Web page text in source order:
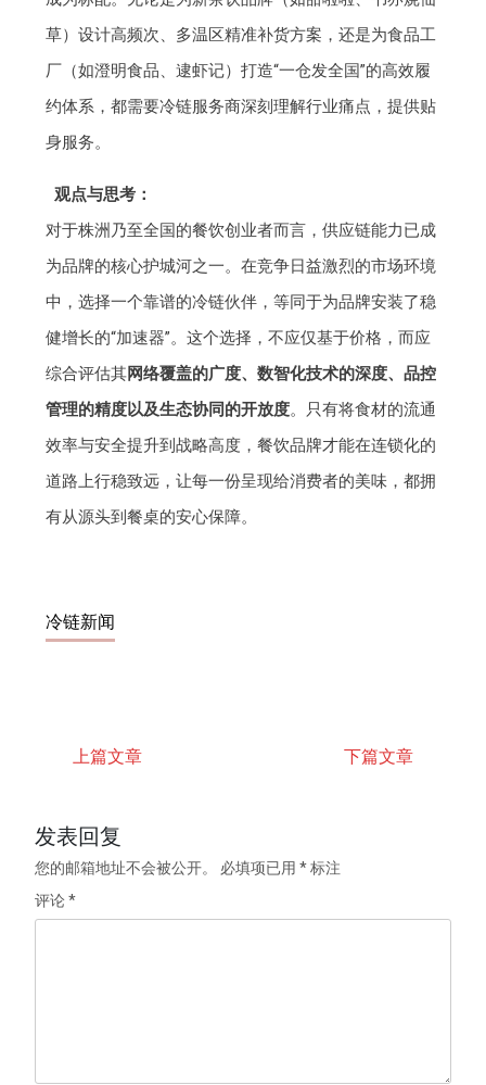
草）设计高频次、多温区精准补货方案，还是为食品工
厂（如澄明食品、逮虾记）打造“一仓发全国”的高效履
约体系，都需要冷链服务商深刻理解行业痛点，提供贴
身服务。
观点与思考：
对于株洲乃至全国的餐饮创业者而言，供应链能力已成
为品牌的核心护城河之一。在竞争日益激烈的市场环境
中，选择一个靠谱的冷链伙伴，等同于为品牌安装了稳
健增长的“加速器”。这个选择，不应仅基于价格，而应
综合评估其网络覆盖的广度、数智化技术的深度、品控
管理的精度以及生态协同的开放度。只有将食材的流通
效率与安全提升到战略高度，餐饮品牌才能在连锁化的
道路上行稳致远，让每一份呈现给消费者的美味，都拥
有从源头到餐桌的安心保障。
冷链新闻
上篇文章 下篇文章
发表回复
您的邮箱地址不会被公开。 必填项已用*标注
评论*